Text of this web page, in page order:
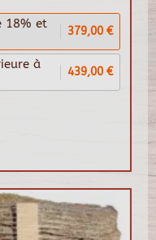
18% et
379,00 €
à
439,00 €